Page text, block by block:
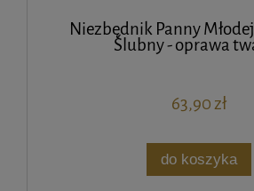
Niezbędnik Panny
Ślubny - oprawa
63,90 zł
do koszyka